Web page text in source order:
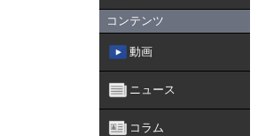
コンテンツ
動画
ニュース
コラム